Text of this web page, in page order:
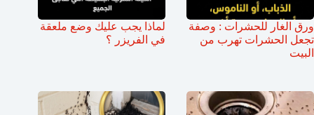
ورق الغار للحشرات : وصفة
تجعل الحشرات تهرب من
البيت
لماذا يجب عليك وضع ملعقة
في الفريزر ؟